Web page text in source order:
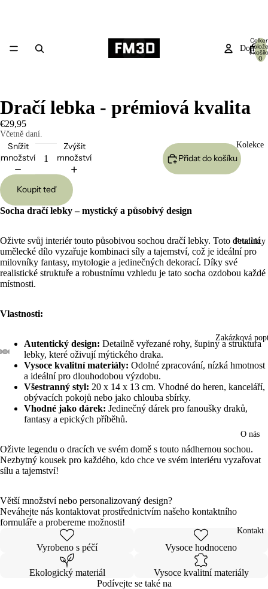
Domů
Kolekce
Produkty
Zakázková
O nás
Kontakt
v
0
Otevřít
obrázek
obrazovku
Otevřít
obrázek
obrazovku
Otevřít
obrázek
obrazovku
Otevřít
obrázek
obrazovku
Otevřít
obrázek
obrazovku
Otevřít
obrázek
obrazovku
Otevřít
obrázek
obrazovku
Dračí lebka - prémiová kvalita
€29,95
Včetně daní.
Snížit
množství
Zvýšit
množství
Přidat do košíku
Koupit teď
Socha dračí lebky – mystický a působivý design
Oživte svůj interiér touto působivou sochou dračí lebky. Toto detailní
umělecké dílo vyzařuje kombinaci síly a tajemství, což je ideální pro
milovníky fantasy, mytologie a jedinečných dekorací. Díky své
realistické struktuře a robustnímu vzhledu je tato socha ozdobou každé
místnosti.
Vlastnosti:
Autentický design: Detailně vyřezané rohy, šupiny a struktura
lebky, které oživují mýtického draka.
Vysoce kvalitní materiály: Odolné zpracování, nízká hmotnost
a ideální pro dlouhodobou výzdobu.
Všestranný styl: 20 x 14 x 13 cm. Vhodné do heren, kanceláří,
obývacích pokojů nebo jako chlouba sbírky.
Vhodné jako dárek: Jedinečný dárek pro fanoušky draků,
fantasy a epických příběhů.
Oživte legendu o dracích ve svém domě s touto nádhernou sochou.
Nezbytný kousek pro každého, kdo chce ve svém interiéru vyzařovat
sílu a tajemství!
Větší množství nebo personalizovaný design?
Neváhejte nás kontaktovat prostřednictvím našeho kontaktního
formuláře a probereme možnosti!
Vyrobeno s péčí Vysoce hodnoceno
Ekologický materiál
Vysoce kvalitní materiály
Podívejte se také na